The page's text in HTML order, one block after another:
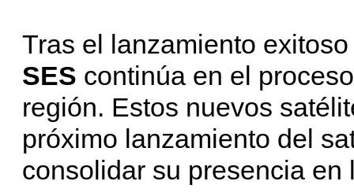
Tras el lanzamiento
SES continúa en el
región. Estos nuevos
próximo lanzamiento del
consolidar su presencia en